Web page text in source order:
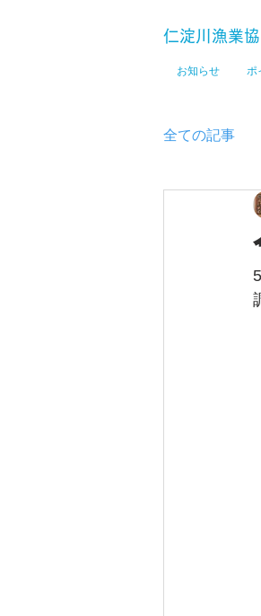
仁淀川漁業
お知らせ ポ
全ての記事
メディア